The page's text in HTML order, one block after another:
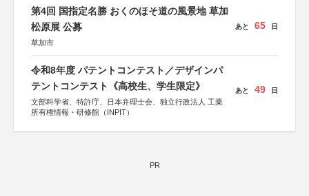
第4回 国指定名勝 おくのほそ道の風景地 草加
松原展 公募
草加市
あと 65 日
令和8年度 パテントコンテスト／デザインパ
テントコンテスト《高校生、学生限定》
文部科学省、特許庁、日本弁理士会、独立行政法人 工業
所有権情報・研修館（INPIT）
あと 49 日
PR